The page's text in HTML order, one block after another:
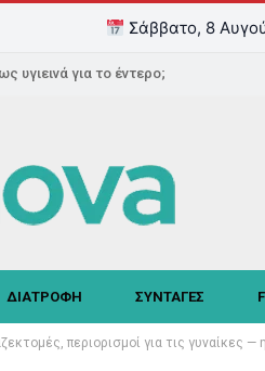
Σάββατο, 8
υγιεινά για το έντερο;
ΔΙΑΤΡΟΦΗ ΣΥΝΤΑΓΕΣ
περιορισμοί για τις γυναίκες